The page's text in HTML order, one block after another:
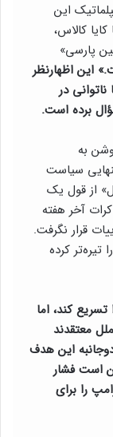
این
کالاس،
پارسی»
این اظهارنظر
در
برده است.
به
سیاست
از قول یک
آخر هفته
قرار نگرفت.
تیره‌تر کرده
کند، اما
معتقدند
این هدف
است فشار
را برای